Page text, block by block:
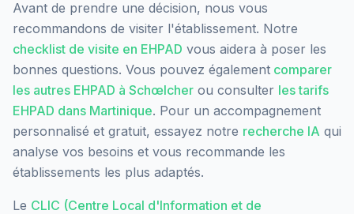
Avant de prendre une décision, nous vous
recommandons de visiter l'établissement. Notre
checklist de visite en EHPAD vous aidera à poser les
bonnes questions. Vous pouvez également comparer
les autres EHPAD à Schœlcher ou consulter les tarifs
EHPAD dans Martinique. Pour un accompagnement
personnalisé et gratuit, essayez notre recherche IA qui
analyse vos besoins et vous recommande les
établissements les plus adaptés.
Le CLIC (Centre Local d'Information et de